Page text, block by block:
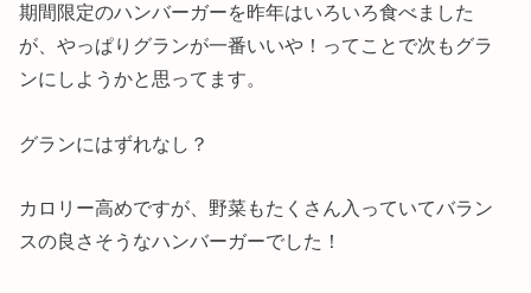
期間限定のハンバーガーを昨年はいろいろ食べました
が、やっぱりグランが一番いいや！ってことで次もグラ
ンにしようかと思ってます。
グランにはずれなし？
カロリー高めですが、野菜もたくさん入っていてバラン
スの良さそうなハンバーガーでした！